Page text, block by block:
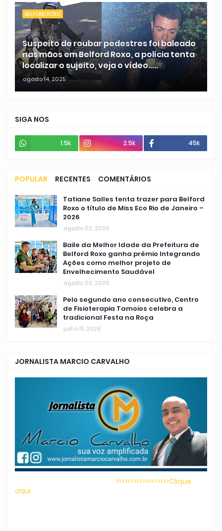
BELFORD ROXO
Suspeito de roubar pedestres foi baleado
nas mãos em Belford Roxo, a polícia tenta
localizar o sujeito, veja o vídeo.....
agosto 14, 2025
SIGA NOS
1.5k 2.5k 45k
POPULAR RECENTES COMENTÁRIOS
Tatiane Salles tenta trazer para Belford
Roxo o título de Miss Eco Rio de Janeiro –
2026
agosto 03, 2026
Baile da Melhor Idade da Prefeitura de
Belford Roxo ganha prêmio Integrando
Ações como melhor projeto de
Envelhecimento Saudável
agosto 03, 2026
Pelo segundo ano consecutivo, Centro
de Fisioterapia Tamoios celebra a
tradicional Festa na Roça
julho 15, 2026
JORNALISTA MARCIO CARVALHO
>>>>>>>>>>>>>>>>>>Clique
aqui